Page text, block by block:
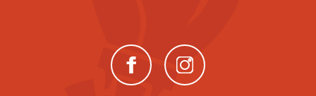
(neues Fenster)(neues Fenster)